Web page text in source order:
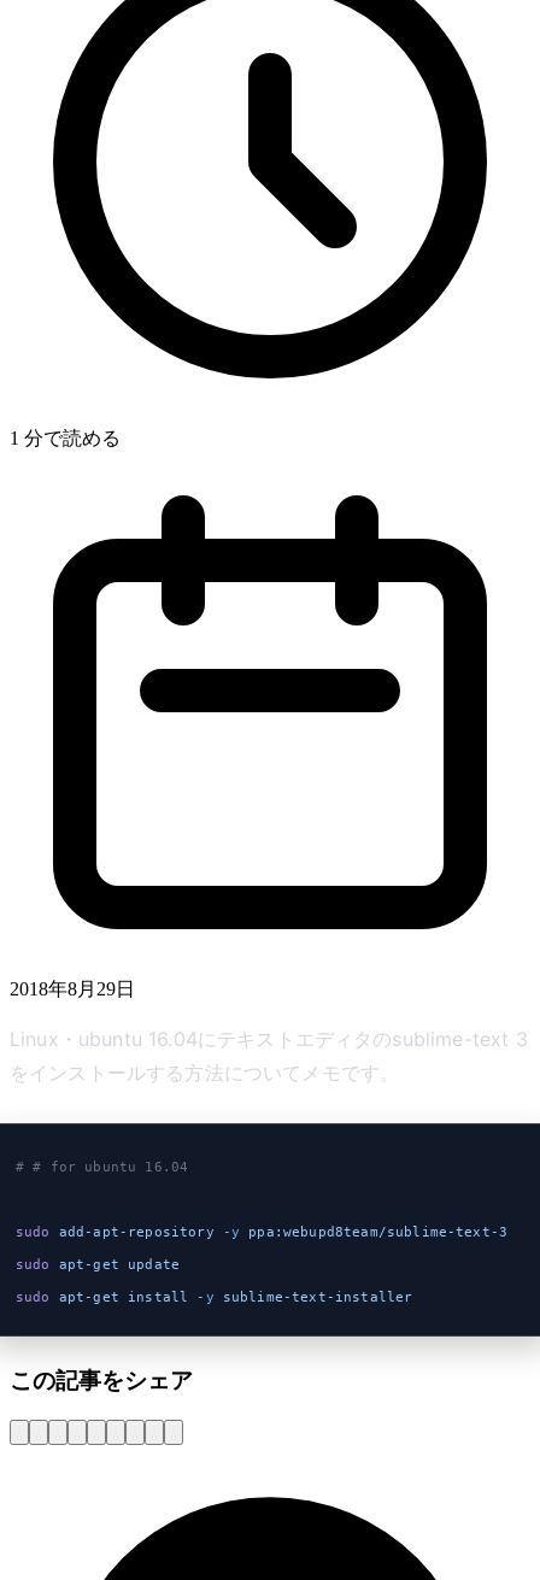
1 分で読める
2018年8月29日
Linux・ubuntu 16.04にテキストエディタのsublime-text 3
をインストールする方法についてメモです。
# # for ubuntu 16.04
sudo add-apt-repository -y ppa:webupd8team/sublime-text-3
sudo
apt-get update
sudo
apt-get install -y sublime-text-installer
この記事をシェア